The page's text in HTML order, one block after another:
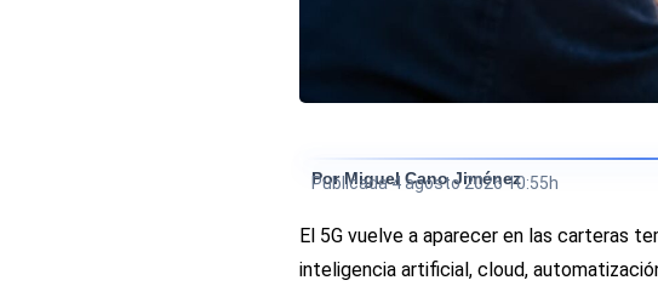
Por Miguel Cano Jiménez
Publicada4 agosto 2026 10:55h
El 5G vuelve a aparecer en las carteras
inteligencia artificial, cloud,